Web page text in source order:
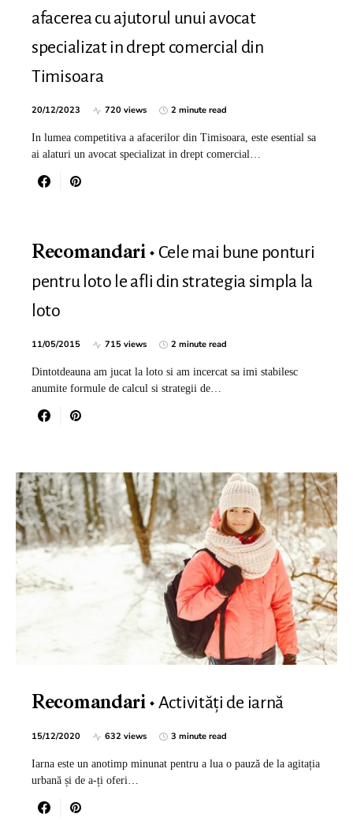
afacerea cu ajutorul unui avocat
specializat in drept comercial din
Timisoara
20/12/2023 720 views 2 minute read
In lumea competitiva a afacerilor din Timisoara, este esential sa
ai alaturi un avocat specializat in drept comercial…
Recomandari
Cele mai bune ponturi
pentru loto le afli din strategia simpla la
loto
11/05/2015 715 views 2 minute read
Dintotdeauna am jucat la loto si am incercat sa imi stabilesc
anumite formule de calcul si strategii de…
Recomandari Activități de iarnă
15/12/2020 632 views 3 minute read
Iarna este un anotimp minunat pentru a lua o pauză de la agitația
urbană și de a-ți oferi…